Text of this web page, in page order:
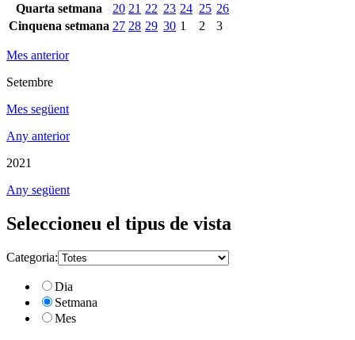
Quarta setmana
20 21 22 23 24 25 26
Cinquena setmana 27 28 29 30 1 2 3
Mes anterior
Setembre
Mes següent
Any anterior
2021
Any següent
Seleccioneu el tipus de vista
Categoria:
Dia
Setmana
Mes